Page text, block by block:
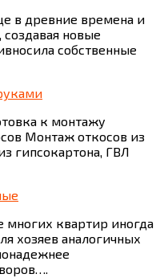
в древние времена и
новые
собственные
к монтажу
Монтаж откосов из
гипсокартона, ГВЛ
многих квартир иногда
хозяев аналогичных